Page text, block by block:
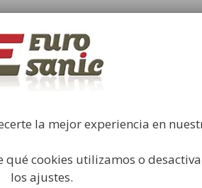
la mejor experiencia en
qué cookies utilizamos o
los ajustes.